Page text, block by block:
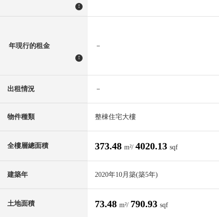
!
年現行的租金
!
－
出租情況 －
物件種類 整棟住宅大樓
全樓層總面積 373.48 m²/ 4020.13 sqf
建築年 2020年10月築(築5年)
土地面積 73.48 m²/ 790.93 sqf